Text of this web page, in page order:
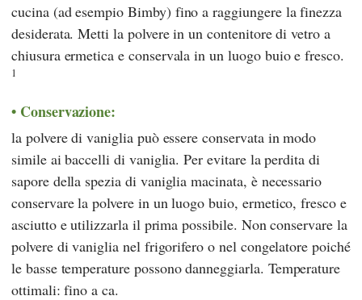
cucina (ad esempio Bimby) fino a raggiungere la finezza
desiderata. Metti la polvere in un contenitore di vetro a
chiusura ermetica e conservala in un luogo buio e fresco.
1
Conservazione:
la polvere di vaniglia può essere conservata in modo
simile ai baccelli di vaniglia. Per evitare la perdita di
sapore della spezia di vaniglia macinata, è necessario
conservare la polvere in un luogo buio, ermetico, fresco e
asciutto e utilizzarla il prima possibile. Non conservare la
polvere di vaniglia nel frigorifero o nel congelatore poiché
le basse temperature possono danneggiarla. Temperature
ottimali: fino a ca.